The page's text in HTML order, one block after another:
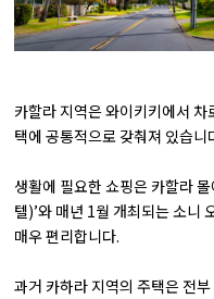
카할라 지역은 와이키키에서
택에 공통적으로 갖춰져 있습
생활에 필요한 쇼핑은 카할라
텔)’와 매년 1월 개최되는 소니
매우 편리합니다.
과거 카하라 지역의 주택은 전